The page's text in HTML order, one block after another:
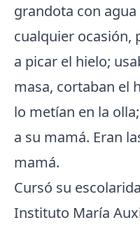
grandota con
cualquier ocasión,
a picar el hielo;
masa, cortaban el
lo metían en la
a su mamá. Eran
mamá.
Cursó su
Instituto María